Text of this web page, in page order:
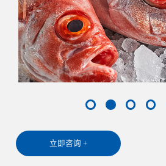
立即咨询 +